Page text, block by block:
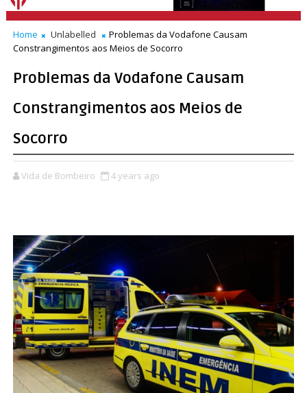
Home Unlabelled
Problemas da Vodafone Causam
Constrangimentos aos Meios de Socorro
Problemas da Vodafone Causam
Constrangimentos aos Meios de
Socorro
Vida de Bombeiro 4 years ago